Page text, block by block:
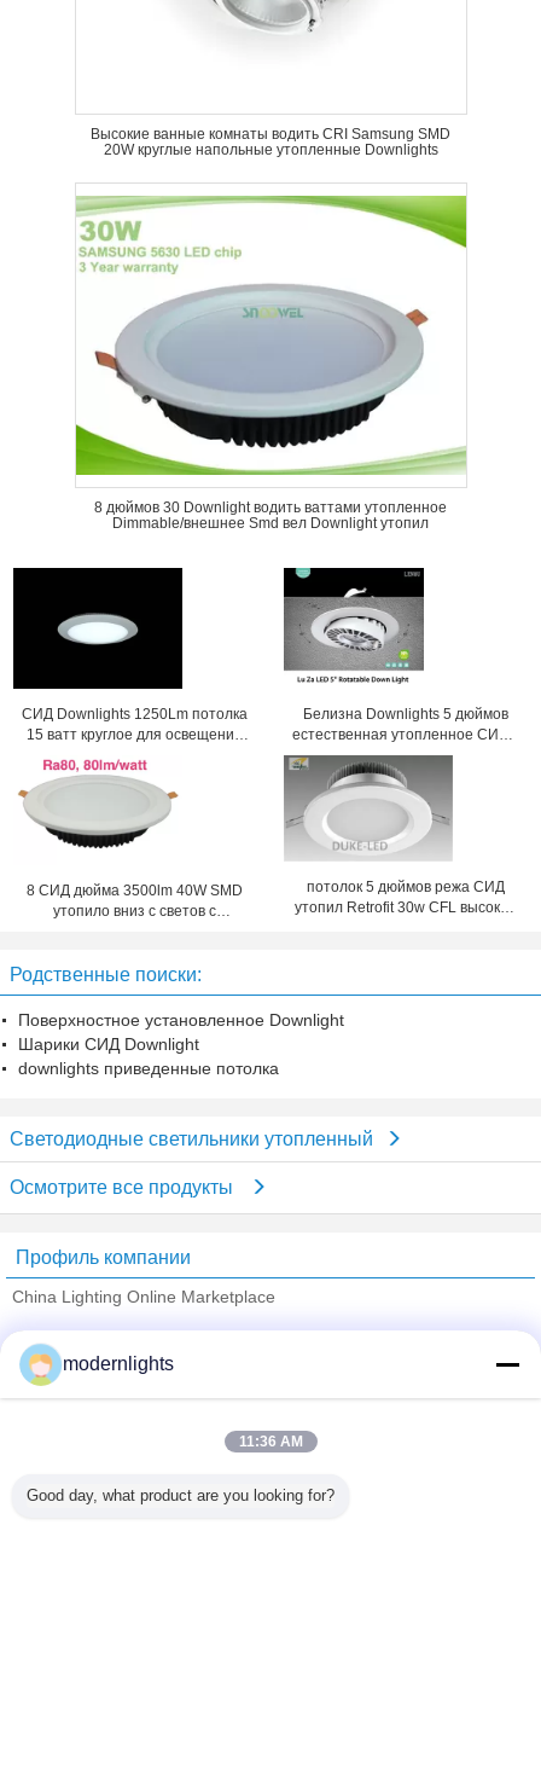
Высокие ванные комнаты водить CRI Samsung SMD
20W круглые напольные утопленные Downlights
8 дюймов 30 Downlight водить ваттами утопленное
Dimmable/внешнее Smd вел Downlight утопил
СИД Downlights 1250Lm потолка
15 ватт круглое для освещения
гостиницы
Белизна Downlights 5 дюймов
естественная утопленное СИД с
энергосберегающий
8 СИД дюйма 3500lm 40W SMD
утопило вниз с светов с
потолок 5 дюймов режа СИД
утопил Retrofit 30w CFL высокой
Родственные поиски:
Поверхностное установленное Downlight
Шарики СИД Downlight
downlights приведенные потолка
Светодиодные светильники утопленный
Осмотрите все продукты
Профиль компании
China Lighting Online Marketplace
Trust Seal
Verified Suplier
Все продукты
modernlights
11:36 AM
Good day, what product are you looking for?